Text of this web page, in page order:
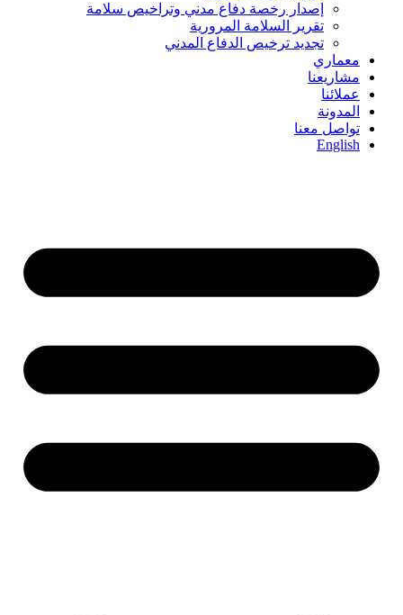
إصدار رخصة دفاع مدني وتراخيص سلامة
تقرير السلامة المرورية
تجديد ترخيص الدفاع المدني
معماري
مشاريعنا
عملائنا
المدونة
تواصل معنا
English